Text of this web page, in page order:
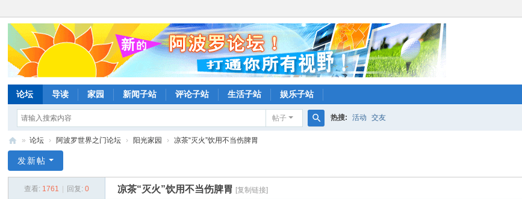
论坛 导读 家园 新闻子站 评论子站 生活子站 娱乐子站
帖子 热搜: 活动 交友
波
» 论坛 › 阿波罗世界之门论坛 › 阳光家园 › 凉茶“灭火”饮用不当伤脾胃
发新帖
查看: 1761 回复: 0 凉茶“灭火”饮用不当伤脾胃 [复制链接]